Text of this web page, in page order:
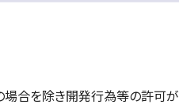
合を除き開発行為等の許可が